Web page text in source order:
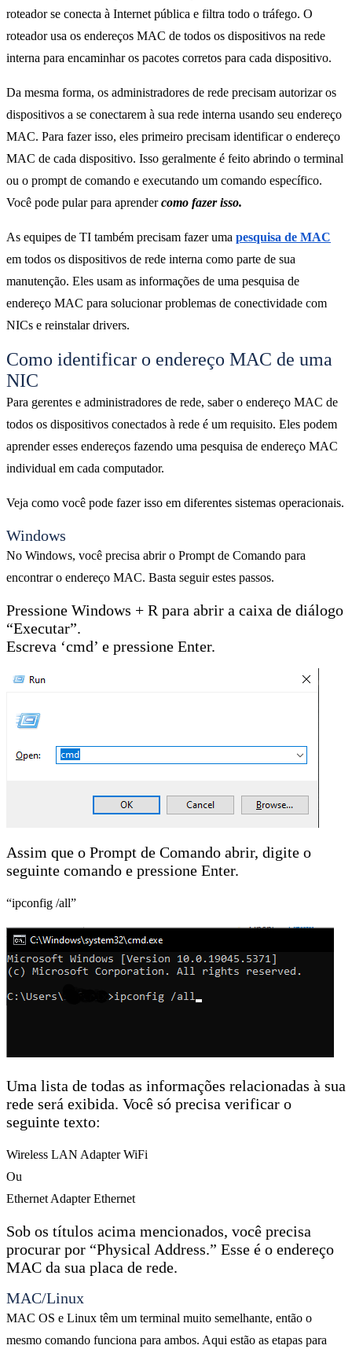
roteador se conecta à Internet pública e filtra todo o tráfego. O
roteador usa os endereços MAC de todos os dispositivos na rede
interna para encaminhar os pacotes corretos para cada dispositivo.
Da mesma forma, os administradores de rede precisam autorizar os
dispositivos a se conectarem à sua rede interna usando seu endereço
MAC. Para fazer isso, eles primeiro precisam identificar o endereço
MAC de cada dispositivo. Isso geralmente é feito abrindo o terminal
ou o prompt de comando e executando um comando específico.
Você pode pular para aprendercomo fazer isso.
As equipes de TI também precisam fazer uma pesquisa de MAC
em todos os dispositivos de rede interna como parte de sua
manutenção. Eles usam as informações de uma pesquisa de
endereço MAC para solucionar problemas de conectividade com
NICs e reinstalar drivers.
Como identificar o endereço MAC de uma
NIC
Para gerentes e administradores de rede, saber o endereço MAC de
todos os dispositivos conectados à rede é um requisito. Eles podem
aprender esses endereços fazendo uma pesquisa de endereço MAC
individual em cada computador.
Veja como você pode fazer isso em diferentes sistemas operacionais.
Windows
No Windows, você precisa abrir o Prompt de Comando para
encontrar o endereço MAC. Basta seguir estes passos.
Pressione Windows + R para abrir a caixa de diálogo
“Executar”.
Escreva ‘cmd’ e pressione Enter.
Assim que o Prompt de Comando abrir, digite o
seguinte comando e pressione Enter.
“ipconfig /all”
Uma lista de todas as informações relacionadas à sua
rede será exibida. Você só precisa verificar o
seguinte texto:
Wireless LAN Adapter WiFi
Ou
Ethernet Adapter Ethernet
Sob os títulos acima mencionados, você precisa
procurar por “Physical Address.” Esse é o endereço
MAC da sua placa de rede.
MAC/Linux
MAC OS e Linux têm um terminal muito semelhante, então o
mesmo comando funciona para ambos. Aqui estão as etapas para